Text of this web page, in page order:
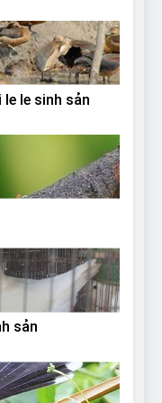
le sinh sản
sản